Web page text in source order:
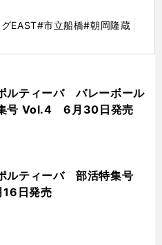
EAST#市立船橋#朝岡隆蔵
ルティーバ バレーボール
号 Vol.4 6月30日発売
ルティーバ 部活特集号
16日発売